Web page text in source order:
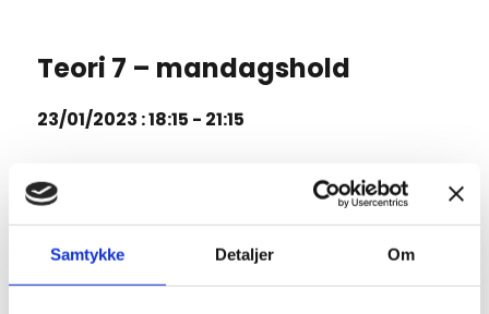
Samtykke Detaljer Om
Teori 7 – mandagshold
23/01/2023 : 18:15 - 21:15
Teori 7 lektion 34, 35, og 36 (3 x 45 = 135 min)
7.9 Overhaling (rep)
7.16 Kørsel på Motorvej (og motortrafikvej)